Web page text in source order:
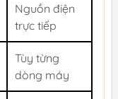
Nguồn điện
trực tiếp
Tùy từng
dòng máy